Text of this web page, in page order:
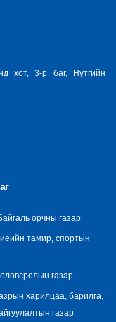
хот, 3-р баг, Нутгийн
орчны газар
тамир, спортын
газар
харилцаа, барилга,
газар